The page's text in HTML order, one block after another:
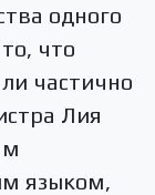
одного
что
частично
Лия
языком,